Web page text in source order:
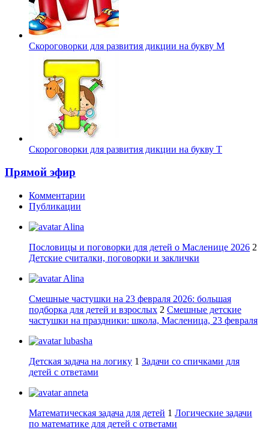
Скороговорки для развития дикции на букву М
Скороговорки для развития дикции на букву Т
Прямой эфир
Комментарии
Публикации
Alina
Пословицы и поговорки для детей о Масленице 2026 2
Детские считалки, поговорки и заклички
Alina
Смешные частушки на 23 февраля 2026: большая
подборка для детей и взрослых 2 Смешные детские
частушки на праздники: школа, Масленица, 23 февраля
lubasha
Детская задача на логику 1 Задачи со спичками для
детей с ответами
anneta
Математическая задача для детей 1 Логические задачи
по математике для детей с ответами